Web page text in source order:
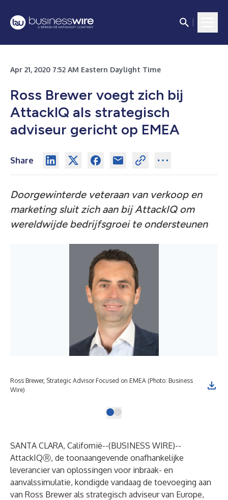
Apr 21, 2020 7:52 AM Eastern Daylight Time
Ross Brewer voegt zich bij
AttackIQ als strategisch
adviseur gericht op EMEA
Share
Doorgewinterde veteraan van verkoop en
marketing sluit zich aan bij AttackIQ om
wereldwijde bedrijfsgroei te ondersteunen
Ross Brewer, Strategic Advisor Focused on EMEA (Photo: Business
Wire)
SANTA CLARA, Californië--(BUSINESS WIRE)--
AttackIQⓇ, de toonaangevende onafhankelijke
leverancier van oplossingen voor inbraak- en
aanvalssimulatie, kondigde vandaag de toevoeging aan
van Ross Brewer als strategisch adviseur van Europe,